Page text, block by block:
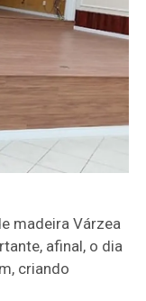
madeira Várzea
afinal, o dia
criando